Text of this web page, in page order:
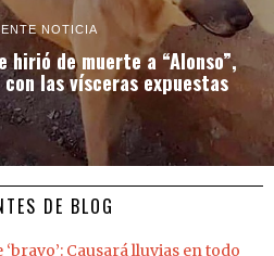
NOTICIA
hirió de muerte a “Alonso”,
las vísceras expuestas
DE BLOG